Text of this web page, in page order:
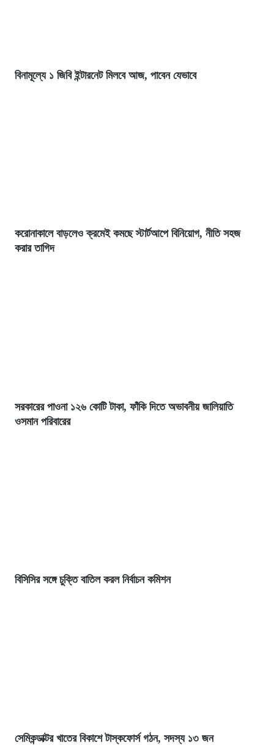
বিনামূল্যে ১ জিবি ইন্টারনেট মিলবে আজ, পাবেন যেভাবে
করোনাকালে বাড়লেও ক্রমেই কমছে স্টার্টআপে বিনিয়োগ, নীতি সহজ
করার তাগিদ
সরকারের পাওনা ১২৬ কোটি টাকা, ফাঁকি দিতে অভাবনীয় জালিয়াতি
ওসমান পরিবারের
বিসিসির সঙ্গে চুক্তি বাতিল করল নির্বাচন কমিশন
সেমিকন্ডাক্টর খাতের বিকাশে টাস্কফোর্স গঠন, সদস্য ১৩ জন